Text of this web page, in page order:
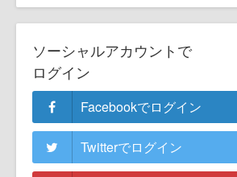
ソーシャルアカウントで
ログイン
Facebookでログイン
Twitterでログイン